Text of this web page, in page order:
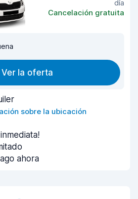
día
Cancelación gratuita
Ver la oferta
sobre la ubicación
ahora